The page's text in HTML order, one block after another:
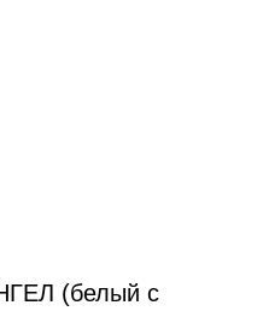
(белый с